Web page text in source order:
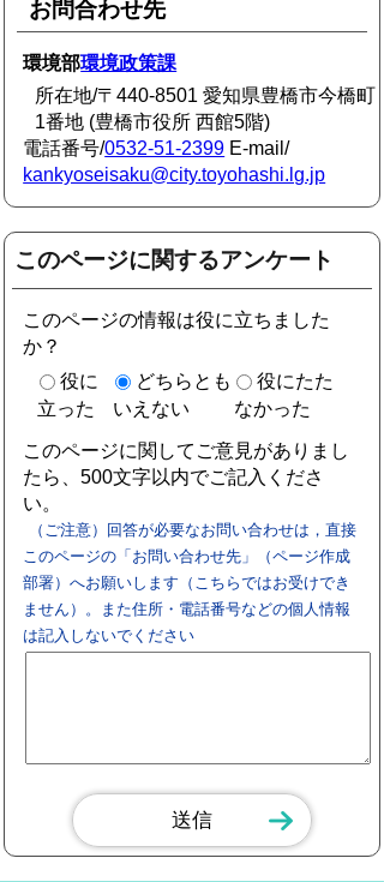
お問合わせ先
環境部環境政策課
所在地/〒440-8501 愛知県豊橋市今橋町
1番地 (豊橋市役所 西館5階)
電話番号/0532-51-2399 E-mail/
kankyoseisaku@city.toyohashi.lg.jp
このページに関するアンケート
このページの情報は役に立ちました
か？
役に
立った
どちらとも
いえない
役にたた
なかった
このページに関してご意見がありまし
たら、500文字以内でご記入くださ
い。
（ご注意）回答が必要なお問い合わせは，直接
このページの「お問い合わせ先」（ページ作成
部署）へお願いします（こちらではお受けでき
ません）。また住所・電話番号などの個人情報
は記入しないでください